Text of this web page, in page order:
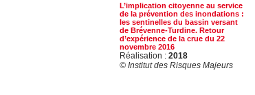
L’implication citoyenne au service
de la prévention des inondations :
les sentinelles du bassin versant
de Brévenne-Turdine. Retour
d’expérience de la crue du 22
novembre 2016
Réalisation : 2018
© Institut des Risques Majeurs